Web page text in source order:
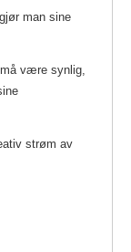
man sine
være synlig,
strøm av